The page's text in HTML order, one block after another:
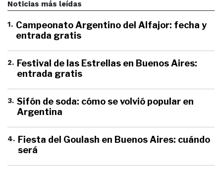
Noticias más leídas
1. Campeonato Argentino del Alfajor: fecha y
entrada gratis
2. Festival de las Estrellas en Buenos Aires:
entrada gratis
3. Sifón de soda: cómo se volvió popular en
Argentina
4. Fiesta del Goulash en Buenos Aires: cuándo
será